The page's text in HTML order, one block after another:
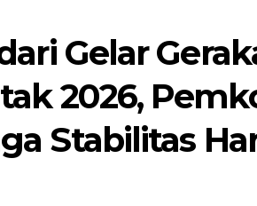
Gelar
2026,
Stabilitas